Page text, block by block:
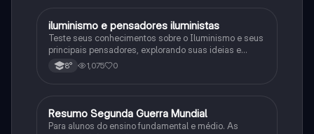
História
iluminismo e pensadores iluministas
Teste seus conhecimentos sobre o Iluminismo e seus
principais pensadores, explorando suas ideias e
impacto histórico.
8° 1,075 0
História
Resumo Segunda Guerra Mundial
Para alunos do ensino fundamental e médio. As